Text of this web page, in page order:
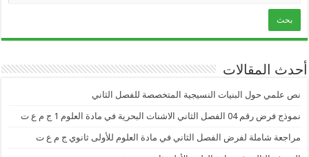
أحدث المقالات
نص علمي حول البنيات النسيجية المتخصصة للفصل الثاني
نموذج فرض رقم 04 الفصل الثاني الاشنات البحرية في مادة العلوم 1 ج م ع ت
مراجعة شاملة لفرض الفصل الثاني في مادة العلوم للأولى ثانوي ج م ع ت